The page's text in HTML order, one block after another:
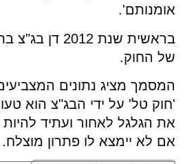
אומנותם'.
בראשית שנת
של החוק.
המסמך מציג נתונים
'חוק טל' על ידי הבג"צ הוא
את הגלגל לאחור ועתיד להיות
אם לא יימצא לו פתרון מוצלח.